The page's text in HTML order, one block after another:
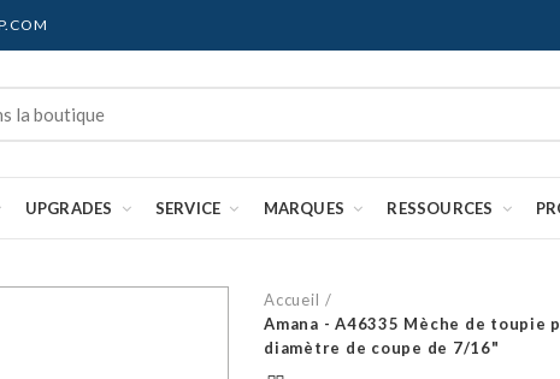
UPGRADES SERVICE MARQUES RESSOURCES
Accueil
Amana - A46335 Mèche de toupie
diamètre de coupe de 7/16"